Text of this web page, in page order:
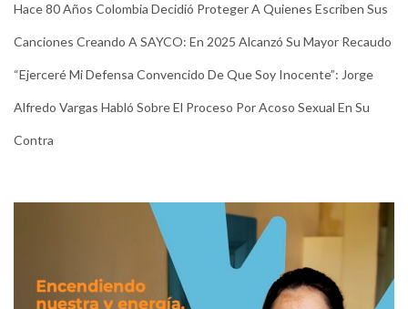
Hace 80 Años Colombia Decidió Proteger A Quienes Escriben Sus
Canciones Creando A SAYCO: En 2025 Alcanzó Su Mayor Recaudo
“Ejerceré Mi Defensa Convencido De Que Soy Inocente”: Jorge
Alfredo Vargas Habló Sobre El Proceso Por Acoso Sexual En Su
Contra